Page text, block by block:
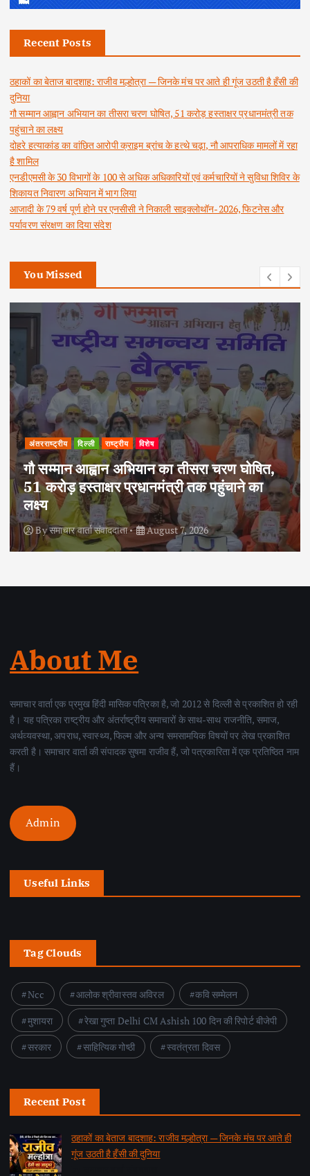
Recent Posts
ठहाकों का बेताज बादशाह: राजीव मल्होत्रा — जिनके मंच पर आते ही गूंज उठती है हँसी की
दुनिया
गौ सम्मान आह्वान अभियान का तीसरा चरण घोषित, 51 करोड़ हस्ताक्षर प्रधानमंत्री तक
पहुंचाने का लक्ष्य
दोहरे हत्याकांड का वांछित आरोपी क्राइम ब्रांच के हत्थे चढ़ा, नौ आपराधिक मामलों में रहा
है शामिल
एनडीएमसी के 30 विभागों के 100 से अधिक अधिकारियों एवं कर्मचारियों ने सुविधा शिविर के
शिकायत निवारण अभियान में भाग लिया
आजादी के 79 वर्ष पूर्ण होने पर एनसीसी ने निकाली साइक्लोथॉन-2026, फिटनेस और
पर्यावरण संरक्षण का दिया संदेश
You Missed
अपराध दिल्ली राष्ट्रीय
दोहरे हत्याकांड का वांछित आरोपी क्राइम ब्रांच के
हत्थे चढ़ा, नौ आपराधिक मामलों में रहा है शामिल
Byसमाचार वार्ता संवाददाता August 6, 2026
About Me
समाचार वार्ता एक प्रमुख हिंदी मासिक पत्रिका है, जो 2012 से दिल्ली से प्रकाशित हो रही
है। यह पत्रिका राष्ट्रीय और अंतर्राष्ट्रीय समाचारों के साथ-साथ राजनीति, समाज,
अर्थव्यवस्था, अपराध, स्वास्थ्य, फिल्म और अन्य समसामयिक विषयों पर लेख प्रकाशित
करती है। समाचार वार्ता की संपादक सुषमा राजीव हैं, जो पत्रकारिता में एक प्रतिष्ठित नाम
हैं।
Admin
Useful Links
Tag Clouds
Ncc आलोक श्रीवास्तव अविरल
कवि सम्मेलन
मुशायरा
रेखा गुप्ता Delhi CM Ashish 100 दिन की रिपोर्ट बीजेपी
सरकार
साहित्यिक गोष्ठी स्वतंत्रता दिवस
Recent Post
ठहाकों का बेताज बादशाह: राजीव मल्होत्रा — जिनके मंच पर आते ही
गूंज उठती है हँसी की दुनिया